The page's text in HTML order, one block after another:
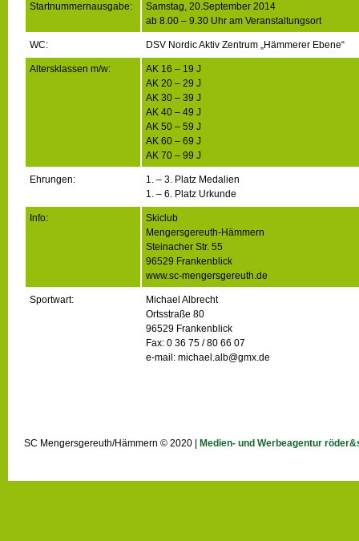
Startnummernausgabe:
Samstag, 20.September 2014
ab 8.00 – 9.30 Uhr am Veranstaltungsort
WC: DSV Nordic Aktiv Zentrum „Hämmerer Ebene“
Altersklassen m/w:
AK 16 – 19 J
AK 20 – 29 J
AK 30 – 39 J
AK 40 – 49 J
AK 50 – 59 J
AK 60 – 69 J
AK 70 – 99 J
Ehrungen:
1. – 3. Platz Medalien
1. – 6. Platz Urkunde
Info:
Skiclub
Mengersgereuth-Hämmern
Steinacher Str. 55
96529 Frankenblick
www.sc-mengersgereuth.de
Sportwart:
Michael Albrecht
Ortsstraße 80
96529 Frankenblick
Fax: 0 36 75 / 80 66 07
e-mail: michael.alb@gmx.de
SC Mengersgereuth/Hämmern © 2020 | Medien- und Werbeagentur